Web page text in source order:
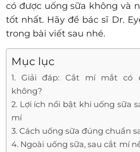
có được uống sữa không và
tốt nhất. Hãy để bác sĩ Dr.
trong bài viết sau nhé.
Mục lục
1. Giải đáp: Cắt mí mắt có
không?
2. Lợi ích nổi bật khi uống sữa
mí
3. Cách uống sữa đúng chuẩn
4. Ngoài uống sữa, sau cắt mí